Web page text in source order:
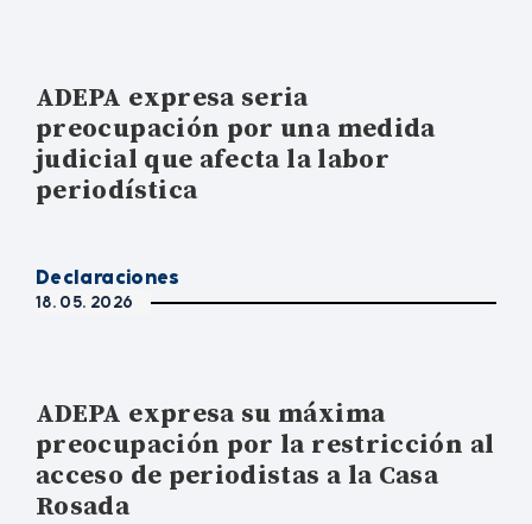
ADEPA expresa seria
preocupación por una medida
judicial que afecta la labor
periodística
Declaraciones
18. 05. 2026
ADEPA expresa su máxima
preocupación por la restricción al
acceso de periodistas a la Casa
Rosada